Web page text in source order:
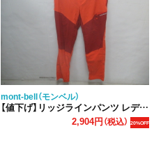
mont-bell（モンベル）
【値下げ】リッジラインパンツ レディース
2,904円（税込） 20%OFF